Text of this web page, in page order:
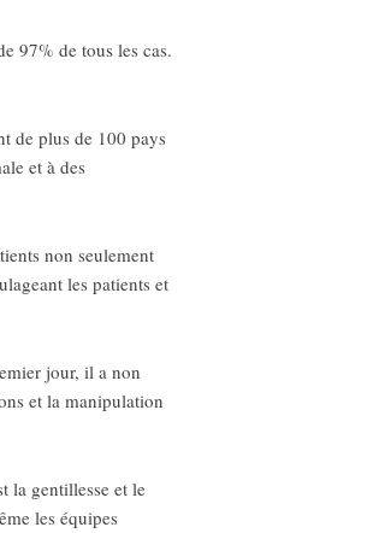
97% de tous les cas.
de plus de 100 pays
et à des
non seulement
les patients et
jour, il a non
et la manipulation
la gentillesse et le
les équipes